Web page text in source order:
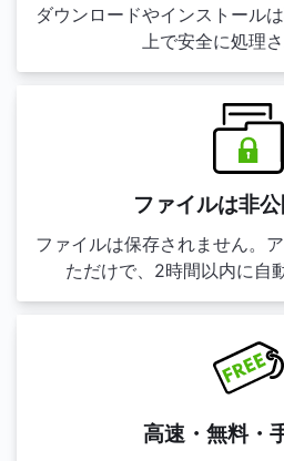
ダウンロードやインストール
上で安全に処理さ
ファイルは非
ファイルは保存されません。
ただけで、2時間以内に自
高速・無料・